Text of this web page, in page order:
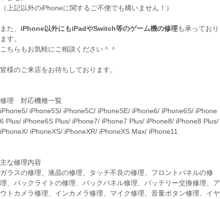
（上記以外のiPhoneに関するご不便でも構いません！）
また、 iPhone以外にもiPadやSwitch等のゲーム機の修理も承っており
ます。
こちらもお気軽にご相談ください＾＾
皆様のご来店をお待ちしております。
修理 対応機種一覧
iPhone5/ iPhone5S/ iPhone5C/ iPhoneSE/ iPhone6/ iPhone6S/ iPhone
6 Plus/ iPhone6S Plus/ iPhone7/ iPhone7 Plus/ iPhone8/ iPhone8 Plus/
iPhoneX/ iPhoneXS/ iPhoneXR/ iPhoneXS Max/ iPhone11
主な修理内容
ガラスの修理、液晶の修理、タッチ不良の修理、フロントパネルの修
理、バックライトの修理、バックパネル修理、バッテリー交換修理、ア
ウトカメラ修理、インカメラ修理、マイク修理、音量ボタン修理、イヤ